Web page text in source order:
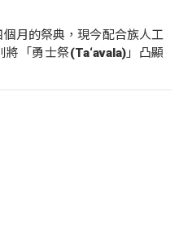
月的祭典，現今配合族人工
「勇士祭(Ta‘avala)」凸顯